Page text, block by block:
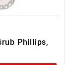
Phillips,